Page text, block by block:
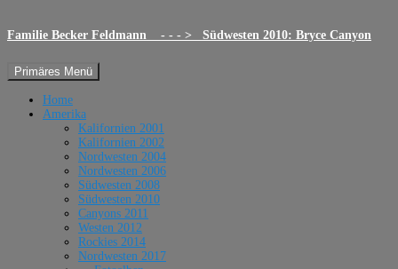
Familie Becker Feldmann - - - > Südwesten 2010: Bryce Canyon
Suchen
Primäres Menü Zum
Inhalt
Home
Amerika
Kalifornien 2001
Kalifornien 2002
Nordwesten 2004
Nordwesten 2006
Südwesten 2008
Südwesten 2010
Canyons 2011
Westen 2012
Rockies 2014
Nordwesten 2017